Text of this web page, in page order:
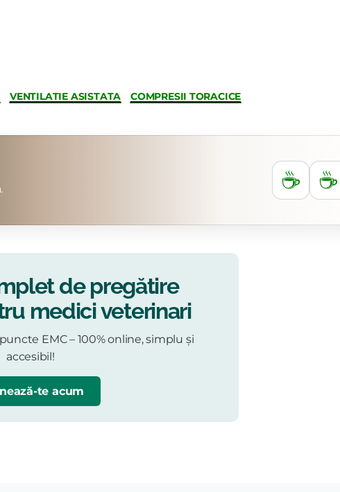
VENTILATIE ASISTATA
COMPRESII TORACICE
☕
de pregătire
medici veterinari
EMC – 100% online, simplu și
accesibil!
te acum